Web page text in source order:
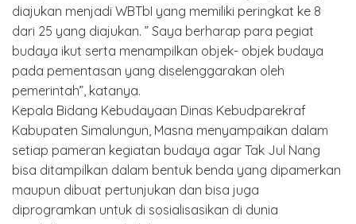
diajukan menjadi WBTbI yang memiliki peringkat ke 8
dari 25 yang diajukan. ” Saya berharap para pegiat
budaya ikut serta menampilkan objek- objek budaya
pada pementasan yang diselenggarakan oleh
pemerintah”, katanya.
Kepala Bidang Kebudayaan Dinas Kebudparekraf
Kabupaten Simalungun, Masna menyampaikan dalam
setiap pameran kegiatan budaya agar Tak Jul Nang
bisa ditampilkan dalam bentuk benda yang dipamerkan
maupun dibuat pertunjukan dan bisa juga
diprogramkan untuk di sosialisasikan di dunia